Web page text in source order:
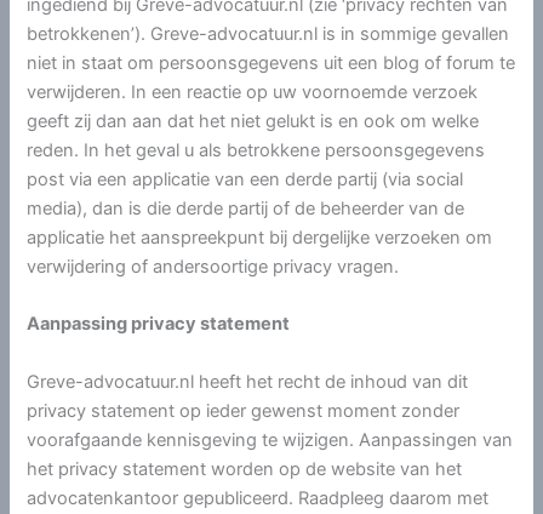
ingediend bij Greve-advocatuur.nl (zie ‘privacy rechten van
betrokkenen’). Greve-advocatuur.nl is in sommige gevallen
niet in staat om persoonsgegevens uit een blog of forum te
verwijderen. In een reactie op uw voornoemde verzoek
geeft zij dan aan dat het niet gelukt is en ook om welke
reden. In het geval u als betrokkene persoonsgegevens
post via een applicatie van een derde partij (via social
media), dan is die derde partij of de beheerder van de
applicatie het aanspreekpunt bij dergelijke verzoeken om
verwijdering of andersoortige privacy vragen.
Aanpassing privacy statement
Greve-advocatuur.nl heeft het recht de inhoud van dit
privacy statement op ieder gewenst moment zonder
voorafgaande kennisgeving te wijzigen. Aanpassingen van
het privacy statement worden op de website van het
advocatenkantoor gepubliceerd. Raadpleeg daarom met